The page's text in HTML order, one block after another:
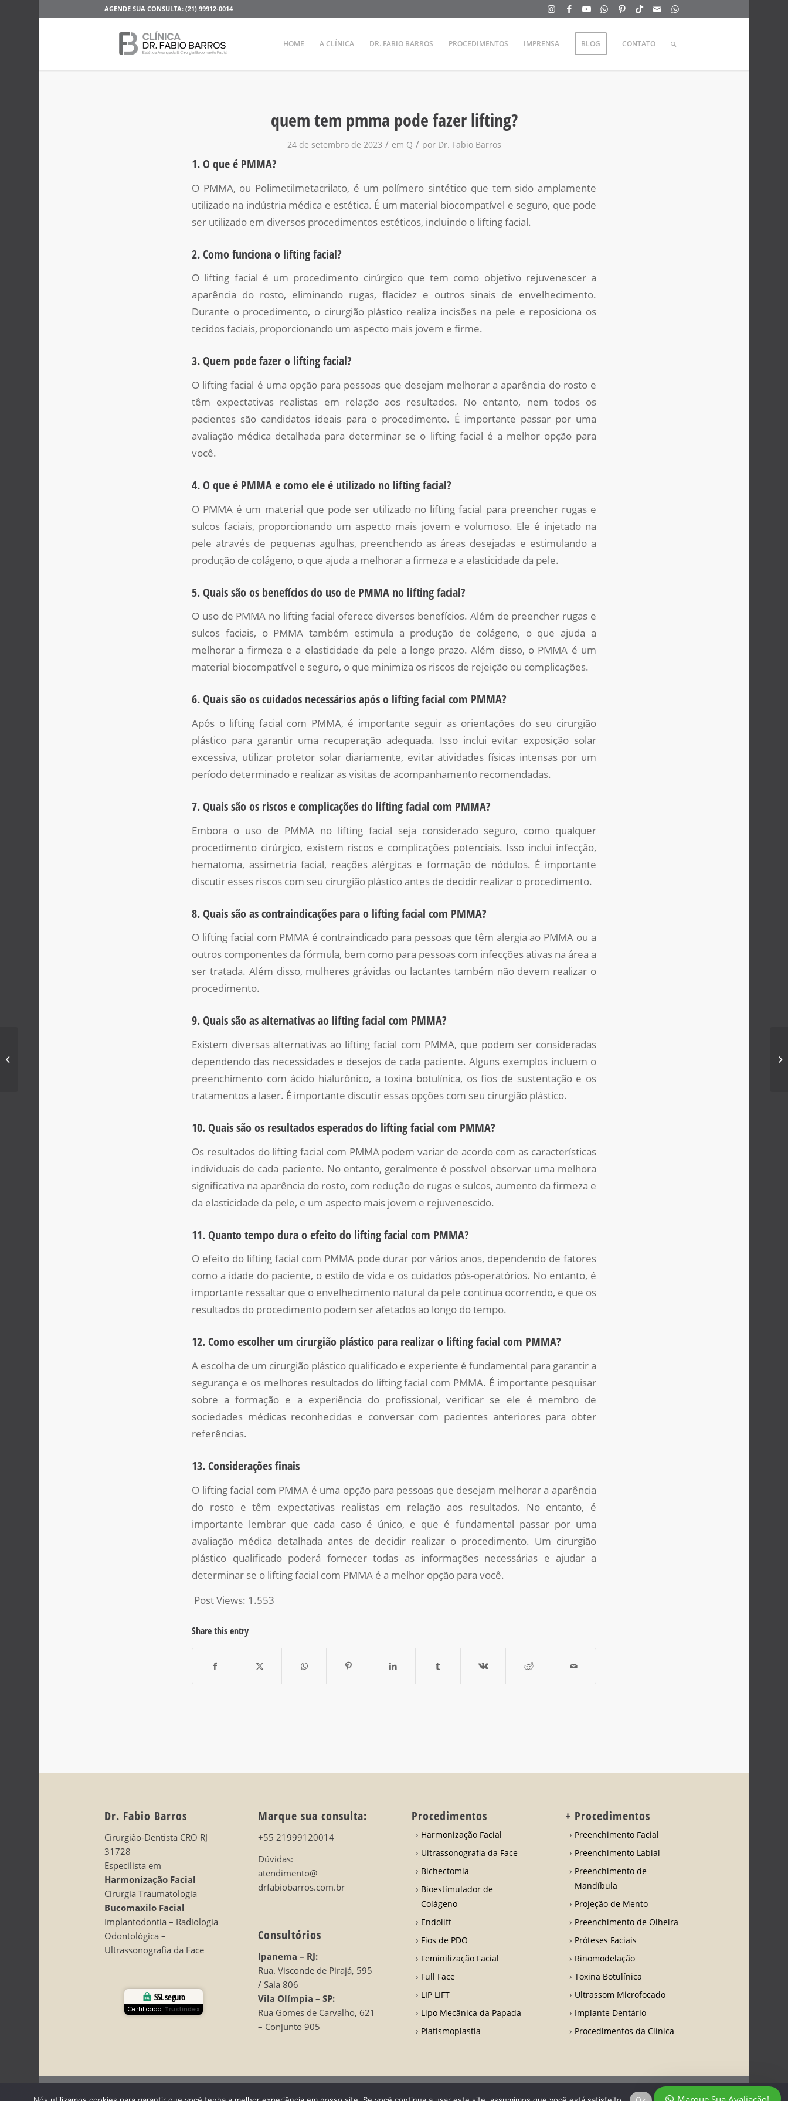
AGENDE SUA CONSULTA: (21) 99912-0014
HOME A CLÍNICA DR. FABIO BARROS PROCEDIMENTOS IMPRENSA BLOG CONTATO
quem tem pmma pode fazer lifting?
24 de setembro de 2023 / em Q / por Dr. Fabio Barros
1. O que é PMMA?
O PMMA, ou Polimetilmetacrilato, é um polímero sintético que tem sido amplamente
utilizado na indústria médica e estética. É um material biocompatível e seguro, que pode
ser utilizado em diversos procedimentos estéticos, incluindo o lifting facial.
2. Como funciona o lifting facial?
O lifting facial é um procedimento cirúrgico que tem como objetivo rejuvenescer a
aparência do rosto, eliminando rugas, flacidez e outros sinais de envelhecimento.
Durante o procedimento, o cirurgião plástico realiza incisões na pele e reposiciona os
tecidos faciais, proporcionando um aspecto mais jovem e firme.
3. Quem pode fazer o lifting facial?
O lifting facial é uma opção para pessoas que desejam melhorar a aparência do rosto e
têm expectativas realistas em relação aos resultados. No entanto, nem todos os
pacientes são candidatos ideais para o procedimento. É importante passar por uma
avaliação médica detalhada para determinar se o lifting facial é a melhor opção para
você.
4. O que é PMMA e como ele é utilizado no lifting facial?
O PMMA é um material que pode ser utilizado no lifting facial para preencher rugas e
sulcos faciais, proporcionando um aspecto mais jovem e volumoso. Ele é injetado na
pele através de pequenas agulhas, preenchendo as áreas desejadas e estimulando a
produção de colágeno, o que ajuda a melhorar a firmeza e a elasticidade da pele.
5. Quais são os benefícios do uso de PMMA no lifting facial?
O uso de PMMA no lifting facial oferece diversos benefícios. Além de preencher rugas e
sulcos faciais, o PMMA também estimula a produção de colágeno, o que ajuda a
melhorar a firmeza e a elasticidade da pele a longo prazo. Além disso, o PMMA é um
material biocompatível e seguro, o que minimiza os riscos de rejeição ou complicações.
6. Quais são os cuidados necessários após o lifting facial com PMMA?
Após o lifting facial com PMMA, é importante seguir as orientações do seu cirurgião
plástico para garantir uma recuperação adequada. Isso inclui evitar exposição solar
excessiva, utilizar protetor solar diariamente, evitar atividades físicas intensas por um
período determinado e realizar as visitas de acompanhamento recomendadas.
7. Quais são os riscos e complicações do lifting facial com PMMA?
Embora o uso de PMMA no lifting facial seja considerado seguro, como qualquer
procedimento cirúrgico, existem riscos e complicações potenciais. Isso inclui infecção,
hematoma, assimetria facial, reações alérgicas e formação de nódulos. É importante
discutir esses riscos com seu cirurgião plástico antes de decidir realizar o procedimento.
8. Quais são as contraindicações para o lifting facial com PMMA?
O lifting facial com PMMA é contraindicado para pessoas que têm alergia ao PMMA ou a
outros componentes da fórmula, bem como para pessoas com infecções ativas na área a
ser tratada. Além disso, mulheres grávidas ou lactantes também não devem realizar o
procedimento.
9. Quais são as alternativas ao lifting facial com PMMA?
Existem diversas alternativas ao lifting facial com PMMA, que podem ser consideradas
dependendo das necessidades e desejos de cada paciente. Alguns exemplos incluem o
preenchimento com ácido hialurônico, a toxina botulínica, os fios de sustentação e os
tratamentos a laser. É importante discutir essas opções com seu cirurgião plástico.
10. Quais são os resultados esperados do lifting facial com PMMA?
Os resultados do lifting facial com PMMA podem variar de acordo com as características
individuais de cada paciente. No entanto, geralmente é possível observar uma melhora
significativa na aparência do rosto, com redução de rugas e sulcos, aumento da firmeza e
da elasticidade da pele, e um aspecto mais jovem e rejuvenescido.
11. Quanto tempo dura o efeito do lifting facial com PMMA?
O efeito do lifting facial com PMMA pode durar por vários anos, dependendo de fatores
como a idade do paciente, o estilo de vida e os cuidados pós-operatórios. No entanto, é
importante ressaltar que o envelhecimento natural da pele continua ocorrendo, e que os
resultados do procedimento podem ser afetados ao longo do tempo.
12. Como escolher um cirurgião plástico para realizar o lifting facial com PMMA?
A escolha de um cirurgião plástico qualificado e experiente é fundamental para garantir a
segurança e os melhores resultados do lifting facial com PMMA. É importante pesquisar
sobre a formação e a experiência do profissional, verificar se ele é membro de
sociedades médicas reconhecidas e conversar com pacientes anteriores para obter
referências.
13. Considerações finais
O lifting facial com PMMA é uma opção para pessoas que desejam melhorar a aparência
do rosto e têm expectativas realistas em relação aos resultados. No entanto, é
importante lembrar que cada caso é único, e que é fundamental passar por uma
avaliação médica detalhada antes de decidir realizar o procedimento. Um cirurgião
plástico qualificado poderá fornecer todas as informações necessárias e ajudar a
determinar se o lifting facial com PMMA é a melhor opção para você.
Post Views: 1.553
Share this entry
Dr. Fabio Barros
Cirurgião-Dentista CRO RJ
31728
Especilista em
Harmonização Facial
Cirurgia Traumatologia
Bucomaxilo Facial
Implantodontia – Radiologia
Odontológica –
Ultrassonografia da Face
SSL seguro
Certificado: Trustindex
Marque sua consulta:
+55 21999120014
Dúvidas:
atendimento@
drfabiobarros.com.br
Consultórios
Ipanema – RJ:
Rua. Visconde de Pirajá, 595
/ Sala 806
Vila Olímpia – SP:
Rua Gomes de Carvalho, 621
– Conjunto 905
Procedimentos
Harmonização Facial
Ultrassonografia da Face
Bichectomia
Bioestímulador de
Colágeno
Endolift
Fios de PDO
Feminilização Facial
Full Face
LIP LIFT
Lipo Mecânica da Papada
Platismoplastia
+ Procedimentos
Preenchimento Facial
Preenchimento Labial
Preenchimento de
Mandíbula
Projeção de Mento
Preenchimento de Olheira
Próteses Faciais
Rinomodelação
Toxina Botulínica
Ultrassom Microfocado
Implante Dentário
Procedimentos da Clínica